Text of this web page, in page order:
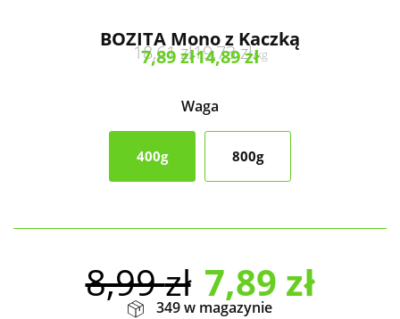
BOZITA Mono z Kaczką
7,89zł14,89zł
18,61zł19,73zł/kg
Waga
400g 800g
8,99zł 7,89 zł
349 w magazynie